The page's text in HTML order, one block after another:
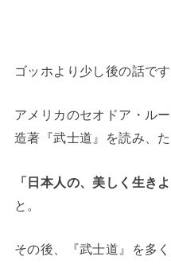
ゴッホより少し後の話で
アメリカのセオドア・ル
造著『武士道』を読み、
「日本人の、美しく生き
と。
その後、『武士道』を多